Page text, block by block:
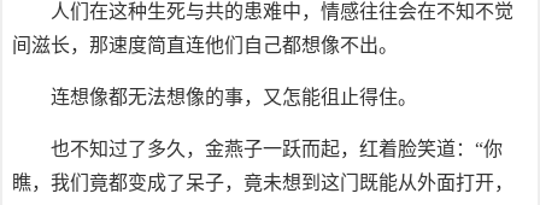
人们在这种生死与共的患难中，情感往往会在不知不觉
间滋长，那速度简直连他们自己都想像不出。
连想像都无法想像的事，又怎能徂止得住。
也不知过了多久，金燕子一跃而起，红着脸笑道：“你
瞧，我们竟都变成了呆子，竟未想到这门既能从外面打开，